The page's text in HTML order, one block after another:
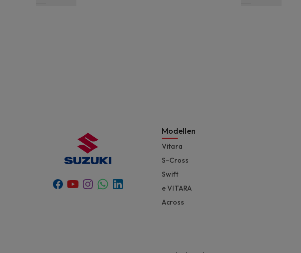
Facebook
YoutubeInstagram
Whatsapp
Linkedin
Modellen
Vitara
S-Cross
Swift
e VITARA
Across